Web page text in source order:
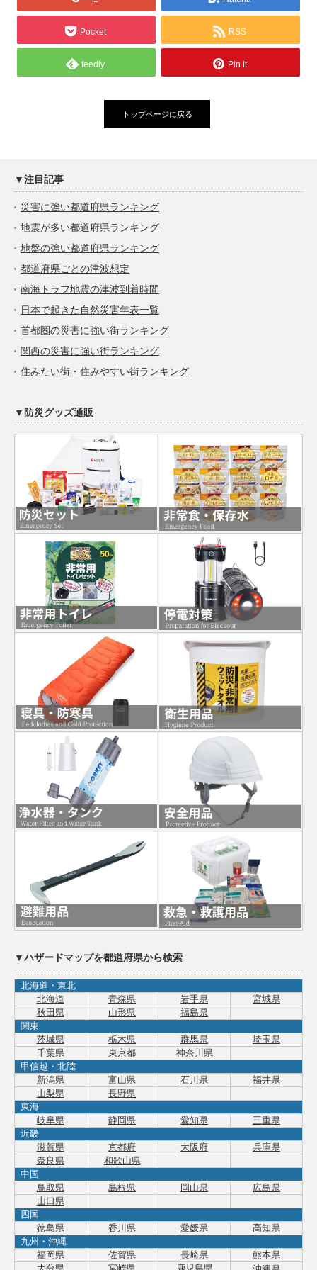
Pocket RSS
feedly Pin it
トップページに戻る
▼注目記事
災害に強い都道府県ランキング
地震が多い都道府県ランキング
地盤の強い都道府県ランキング
都道府県ごとの津波想定
南海トラフ地震の津波到着時間
日本で起きた自然災害年表一覧
首都圏の災害に強い街ランキング
関西の災害に強い街ランキング
住みたい街・住みやすい街ランキング
▼防災グッズ通販
▼ハザードマップを都道府県から検索
北海道・東北
北海道
青森県 岩手県
宮城県
秋田県
山形県
福島県
関東
茨城県
栃木県 群馬県
埼玉県
千葉県
東京都
神奈川県
甲信越・北陸
新潟県
富山県 石川県
福井県
山梨県
長野県
東海
岐阜県
静岡県 愛知県
三重県
近畿
滋賀県
京都府 大阪府
兵庫県
奈良県
和歌山県
中国
鳥取県
島根県 岡山県
広島県
山口県
四国
徳島県
香川県 愛媛県
高知県
九州・沖縄
福岡県
佐賀県 長崎県
熊本県